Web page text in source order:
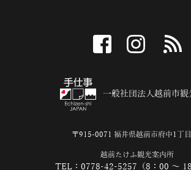
facebook instagram
一般社団法人越前市観
〒915-0071 福井県越前市府中1丁
越前たけふ観光案内所
TEL：0778-42-5257（8：00 ～ 18